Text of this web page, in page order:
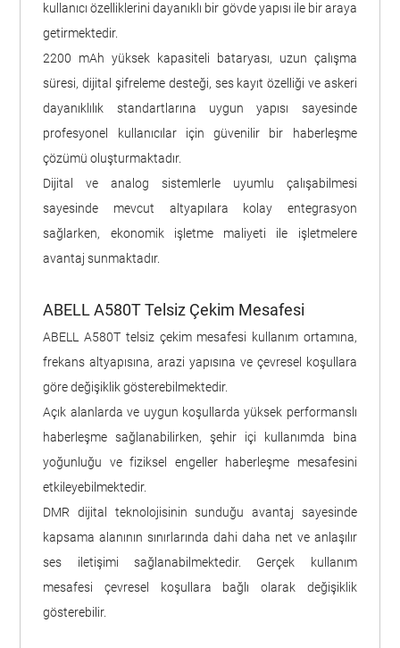
kullanıcı özelliklerini dayanıklı bir gövde yapısı ile bir araya
getirmektedir.
2200 mAh yüksek kapasiteli bataryası, uzun çalışma
süresi, dijital şifreleme desteği, ses kayıt özelliği ve askeri
dayanıklılık standartlarına uygun yapısı sayesinde
profesyonel kullanıcılar için güvenilir bir haberleşme
çözümü oluşturmaktadır.
Dijital ve analog sistemlerle uyumlu çalışabilmesi
sayesinde mevcut altyapılara kolay entegrasyon
sağlarken, ekonomik işletme maliyeti ile işletmelere
avantaj sunmaktadır.
ABELL A580T Telsiz Çekim Mesafesi
ABELL A580T telsiz çekim mesafesi kullanım ortamına,
frekans altyapısına, arazi yapısına ve çevresel koşullara
göre değişiklik gösterebilmektedir.
Açık alanlarda ve uygun koşullarda yüksek performanslı
haberleşme sağlanabilirken, şehir içi kullanımda bina
yoğunluğu ve fiziksel engeller haberleşme mesafesini
etkileyebilmektedir.
DMR dijital teknolojisinin sunduğu avantaj sayesinde
kapsama alanının sınırlarında dahi daha net ve anlaşılır
ses iletişimi sağlanabilmektedir. Gerçek kullanım
mesafesi çevresel koşullara bağlı olarak değişiklik
gösterebilir.